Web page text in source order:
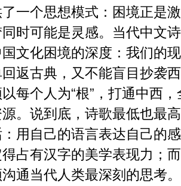
一个思想模式：困境正是
时可能是灵感。当代中文
国文化困境的深度：我们的
返古典，又不能盲目抄袭
每个人为“根”，打通中西
源。说到底，诗歌最低也最
用自己的语言表达自己的
占有汉字的美学表现力；
通当代人类最深刻的思考